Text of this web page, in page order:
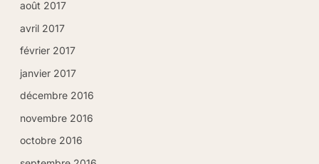
vous étiez un(e) ancien(ne) abonné(e)
afin de mettre à jour votre profil client.
août 2017
avril 2017
février 2017
janvier 2017
décembre 2016
novembre 2016
octobre 2016